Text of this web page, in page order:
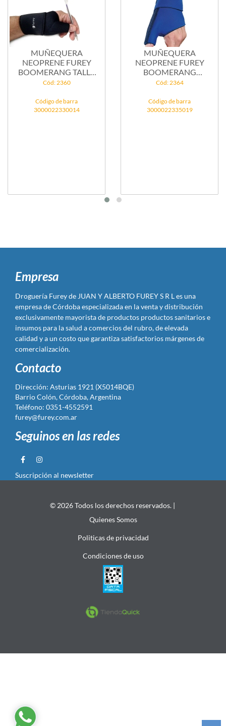
MUÑEQUERA
NEOPRENE FUREY
BOOMERANG TALLE
1
Cód: 2360
Código de barra
3000022330014
MUÑEQUERA
NEOPRENE FUREY
BOOMERANG
INMOVILIZADOR...
Cód: 2364
Código de barra
3000022335019
Empresa
Droguería Furey de JUAN Y ALBERTO FUREY S R L es una
empresa de Córdoba especializada en la venta y distribución
exclusivamente mayorista de productos productos sanitarios e
insumos para la salud a comercios del rubro, de elevada
calidad y a un costo que garantiza satisfactorios márgenes de
comercialización.
Contacto
Dirección: Asturias 1921 (X5014BQE)
Barrio Colón, Córdoba, Argentina
Teléfono: 0351-4552591
furey@furey.com.ar
Seguinos en las redes
Suscripción al newsletter
© 2026 Todos los derechos reservados. |
Quienes Somos
Politicas de privacidad
Condiciones de uso